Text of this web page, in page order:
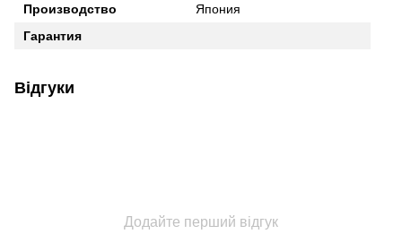
Производство
Япония
Гарантия
Відгуки
Додайте перший відгук